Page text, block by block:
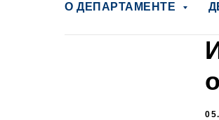
О ДЕПАРТАМЕНТЕ